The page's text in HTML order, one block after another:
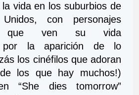
vida en los suburbios de
con personajes
que ven su vida
por la aparición de lo
los cinéfilos que adoran
los que hay muchos!)
“She dies tomorrow”